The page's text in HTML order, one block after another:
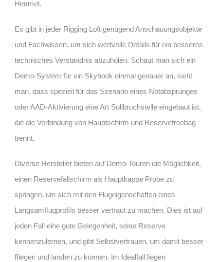
Himmel.
Es gibt in jeder Rigging Loft genügend Anschauungsobjekte
und Fachwissen, um sich wertvolle Details für ein besseres
technisches Verständnis abzuholen. Schaut man sich ein
Demo-System für ein Skyhook einmal genauer an, sieht
man, dass speziell für das Szenario eines Notabsprunges
oder AAD-Aktivierung eine Art Sollbruchstelle eingebaut ist,
die die Verbindung von Hauptschirm und Reservefreebag
trennt.
Diverse Hersteller bieten auf Demo-Touren die Möglichkeit,
einen Reservefallschirm als Hauptkappe Probe zu
springen, um sich mit den Flugeigenschaften eines
Langsamﬂugproﬁls besser vertraut zu machen. Dies ist auf
jeden Fall eine gute Gelegenheit, seine Reserve
kennenzulernen, und gibt Selbstvertrauen, um damit besser
ﬂiegen und landen zu können. Im Idealfall liegen